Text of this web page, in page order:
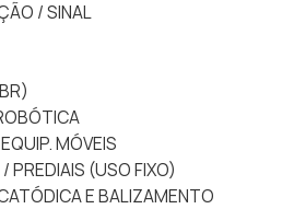
/ SINAL
MÓVEIS
PREDIAIS (USO FIXO)
E BALIZAMENTO